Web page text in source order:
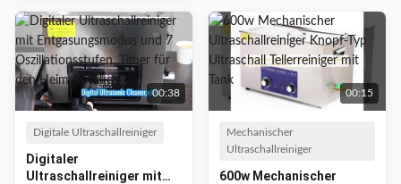
00:38
Digitale Ultraschallreiniger
Digitaler
Ultraschallreiniger mit
00:15
Mechanischer
Ultraschallreiniger
600w Mechanischer